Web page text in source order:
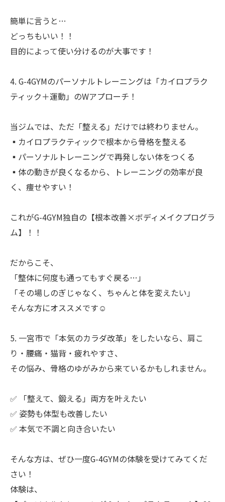
簡単に言うと…
どっちもいい！！
目的によって使い分けるのが大事です！
4. G-4GYMのパーソナルトレーニングは「カイロプラク
ティック＋運動」のWアプローチ！
当ジムでは、ただ「整える」だけでは終わりません。
▪︎カイロプラクティックで根本から骨格を整える
▪︎パーソナルトレーニングで再発しない体をつくる
▪︎体の動きが良くなるから、トレーニングの効率が良
く、痩せやすい！
これがG-4GYM独自の【根本改善×ボディメイクプログラ
ム】！！
だからこそ、
「整体に何度も通ってもすぐ戻る…」
「その場しのぎじゃなく、ちゃんと体を変えたい」
そんな方にオススメです☺️
5. 一宮市で「本気のカラダ改革」をしたいなら、肩こ
り・腰痛・猫背・疲れやすさ、
その悩み、骨格のゆがみから来ているかもしれません。
✅ 「整えて、鍛える」両方を叶えたい
✅ 姿勢も体型も改善したい
✅ 本気で不調と向き合いたい
そんな方は、ぜひ一度G-4GYMの体験を受けてみてくだ
さい！
体験は、